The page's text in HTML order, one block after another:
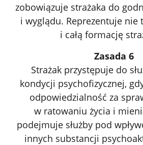
zobowiązuje strażaka do
i wyglądu. Reprezentuje nie
i całą formację
Zasada 6
Strażak przystępuje do
kondycji psychofizycznej,
odpowiedzialność za
w ratowaniu życia i
podejmuje służby pod
innych substancji